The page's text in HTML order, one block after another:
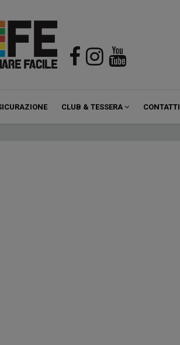
CLUB & TESSERA CONTATTI